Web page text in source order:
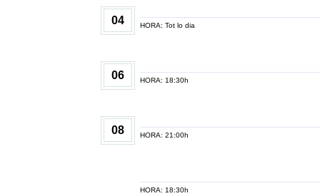
04 HORA: Tot lo dia
06 HORA: 18:30h
08 HORA: 21:00h
HORA: 18:30h